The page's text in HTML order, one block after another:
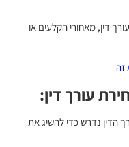
דין, מאחורי הקלעים או
זה
עורך דין:
הדין נדרש כדי להשיג את